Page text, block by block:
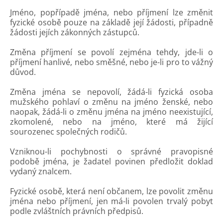
Jméno, popřípadě jména, nebo příjmení lze změnit
fyzické osobě pouze na základě její žádosti, případně
žádosti jejích zákonných zástupců.
Změna příjmení se povolí zejména tehdy, jde-li o
příjmení hanlivé, nebo směšné, nebo je-li pro to vážný
důvod.
Změna jména se nepovolí, žádá-li fyzická osoba
mužského pohlaví o změnu na jméno ženské, nebo
naopak, žádá-li o změnu jména na jméno neexistující,
zkomolené, nebo na jméno, které má žijící
sourozenec společných rodičů.
Vzniknou-li pochybnosti o správné pravopisné
podobě jména, je žadatel povinen předložit doklad
vydaný znalcem.
Fyzické osobě, která není občanem, lze povolit změnu
jména nebo příjmení, jen má-li povolen trvalý pobyt
podle zvláštních právních předpisů.